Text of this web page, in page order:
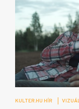
KULTER.HU HÍR